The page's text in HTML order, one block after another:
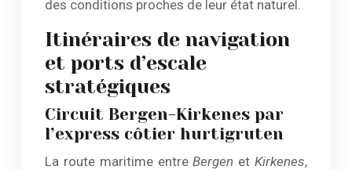
des conditions proches de leur état naturel.
Itinéraires de navigation
et ports d’escale
stratégiques
Circuit Bergen-Kirkenes par
l’express côtier hurtigruten
La route maritime entreBergen etKirkenes,